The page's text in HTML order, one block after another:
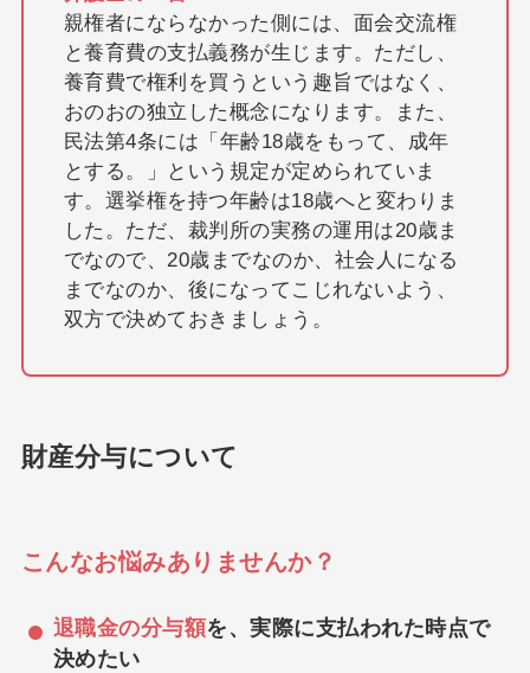
親権者にならなかった側には、面会交流権
と養育費の支払義務が生じます。ただし、
養育費で権利を買うという趣旨ではなく、
おのおの独立した概念になります。また、
民法第4条には「年齢18歳をもって、成年
とする。」という規定が定められていま
す。選挙権を持つ年齢は18歳へと変わりま
した。ただ、裁判所の実務の運用は20歳ま
でなので、20歳までなのか、社会人になる
までなのか、後になってこじれないよう、
双方で決めておきましょう。
財産分与について
こんなお悩みありませんか？
退職金の分与額を、実際に支払われた時点で
決めたい